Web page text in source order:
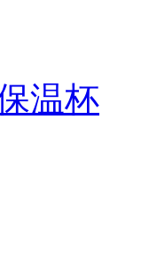
温杯